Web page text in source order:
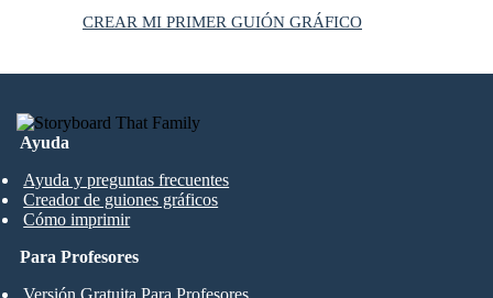
CREAR MI PRIMER GUIÓN GRÁFICO
Ayuda
Ayuda y preguntas frecuentes
Creador de guiones gráficos
Cómo imprimir
Para Profesores